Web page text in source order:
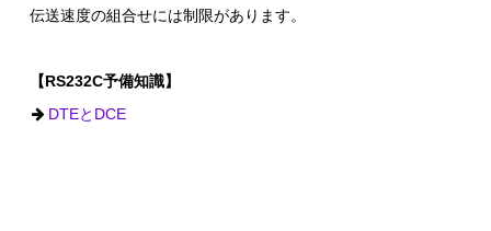
伝送速度の組合せには制限があります。
【RS232C予備知識】
DTEとDCE